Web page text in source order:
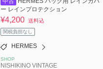
ー レインプロテクション
¥4,200 送料込
関税負担なし
HERMES
SHOP
NISHIKINO VINTAGE